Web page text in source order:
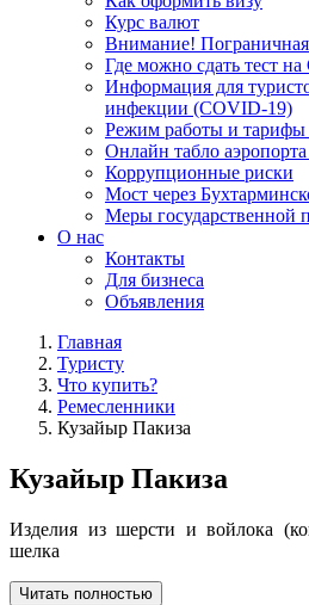
Курс валют
Внимание! Пограничная
Где можно сдать тест
Информация для
инфекции (COVID-19)
Режим работы и
Онлайн табло
Коррупционные риски
Мост через
Меры государственной
О нас
Контакты
Для бизнеса
Объявления
Главная
Туристу
Что купить?
Ремесленники
Кузайыр Пакиза
Кузайыр Пакиза
Изделия из шерсти и войлока
шелка
Читать полностью